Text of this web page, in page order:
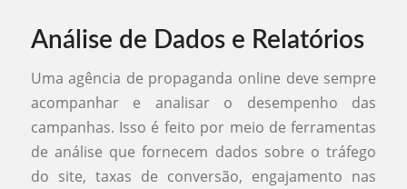
Análise de Dados e Relatórios
Uma agência de propaganda online deve sempre
acompanhar e analisar o desempenho das
campanhas. Isso é feito por meio de ferramentas
de análise que fornecem dados sobre o tráfego
do site, taxas de conversão, engajamento nas